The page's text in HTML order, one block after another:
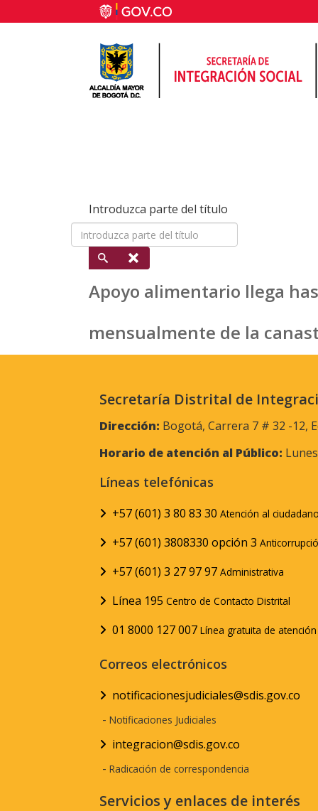
Introduzca parte del título
Apoyo alimentario llega
mensualmente de la
Secretaría Distrital de
Dirección: Bogotá, Carrera 7 # 32 -12,
Horario de atención al Público:
Líneas telefónicas
+57 (601) 3 80 83 30 Atención al
+57 (601) 3808330 opción 3
+57 (601) 3 27 97 97 Administrativa
Línea 195 Centro de Contacto Distrital
01 8000 127 007 Línea gratuita de
Correos electrónicos
notificacionesjudiciales@sdis.gov.co
- Notificaciones Judiciales
integracion@sdis.gov.co
- Radicación de correspondencia
Servicios y enlaces de interés